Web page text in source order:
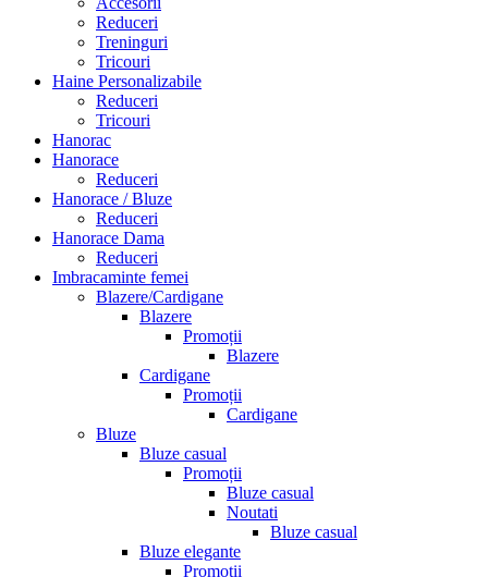
Reduceri
Treninguri
Tricouri
Haine Personalizabile
Reduceri
Tricouri
Hanorac
Hanorace
Reduceri
Hanorace / Bluze
Reduceri
Hanorace Dama
Reduceri
Imbracaminte femei
Blazere/Cardigane
Blazere
Promoții
Blazere
Cardigane
Promoții
Cardigane
Bluze
Bluze casual
Promoții
Bluze casual
Noutati
Bluze casual
Bluze elegante
Promoții